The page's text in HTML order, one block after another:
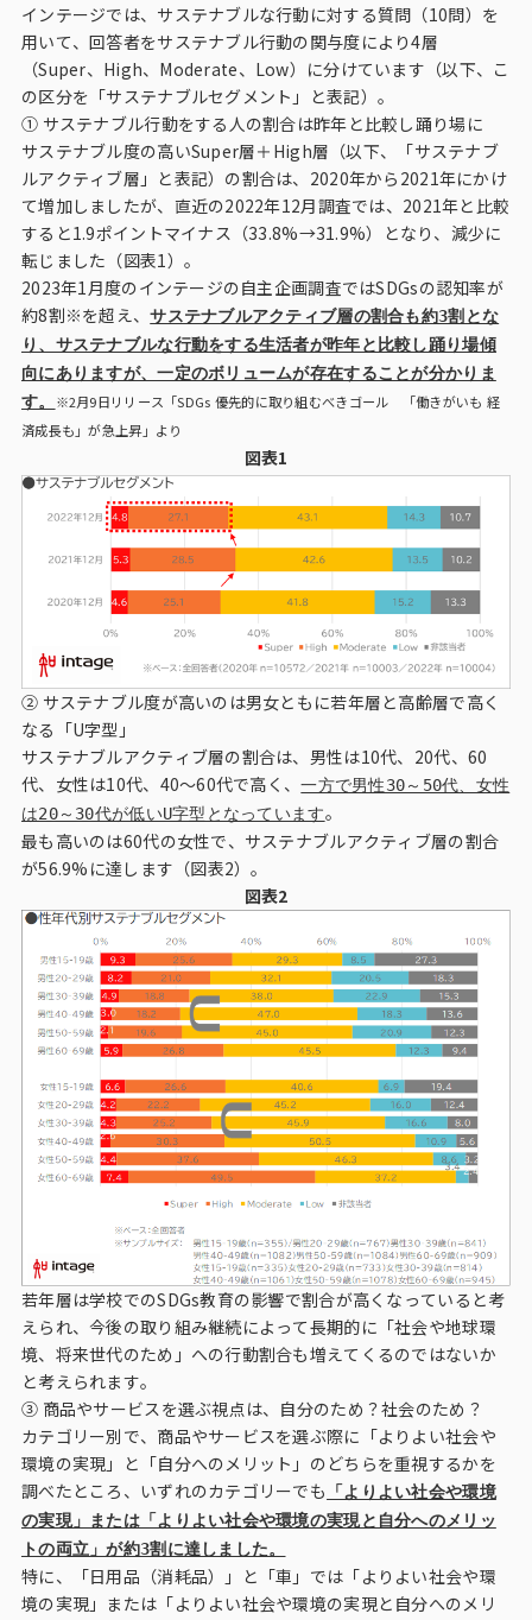
インテージでは、サステナブルな行動に対する質問（10問）を
用いて、回答者をサステナブル行動の関与度により4層
（Super、High、Moderate、Low）に分けています（以下、こ
の区分を「サステナブルセグメント」と表記）。
① サステナブル行動をする人の割合は昨年と比較し踊り場に
サステナブル度の高いSuper層＋High層（以下、「サステナブ
ルアクティブ層」と表記）の割合は、2020年から2021年にかけ
て増加しましたが、直近の2022年12月調査では、2021年と比較
すると1.9ポイントマイナス（33.8%→31.9%）となり、減少に
転じました（図表1）。
2023年1月度のインテージの自主企画調査ではSDGsの認知率が
約8割※を超え、サステナブルアクティブ層の割合も約3割とな
り、サステナブルな行動をする生活者が昨年と比較し踊り場傾
向にありますが、一定のボリュームが存在することが分かりま
す。 ※2月9日リリース「SDGs 優先的に取り組むべきゴール 「働きがいも 経
済成長も」が急上昇」より
図表1
② サステナブル度が高いのは男女ともに若年層と高齢層で高く
なる「U字型」
サステナブルアクティブ層の割合は、男性は10代、20代、60
代、女性は10代、40～60代で高く、一方で男性30～50代、女性
は20～30代が低いU字型となっています。
最も高いのは60代の女性で、サステナブルアクティブ層の割合
が56.9%に達します（図表2）。
図表2
若年層は学校でのSDGs教育の影響で割合が高くなっていると考
えられ、今後の取り組み継続によって長期的に「社会や地球環
境、将来世代のため」への行動割合も増えてくるのではないか
と考えられます。
③ 商品やサービスを選ぶ視点は、自分のため？社会のため？
カテゴリー別で、商品やサービスを選ぶ際に「よりよい社会や
環境の実現」と「自分へのメリット」のどちらを重視するかを
調べたところ、いずれのカテゴリーでも
「よりよい社会や環境
の実現」または「よりよい社会や環境の実現と自分へのメリッ
トの両立」が約3割に達しました。
特に、「日用品（消耗品）」と「車」では「よりよい社会や環
境の実現」または「よりよい社会や環境の実現と自分へのメリ